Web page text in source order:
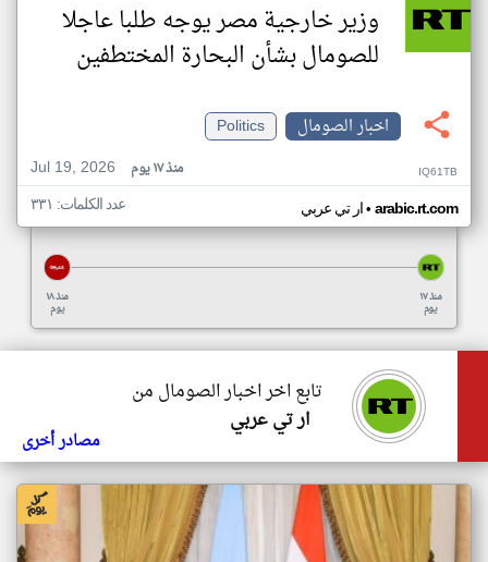
وزير خارجية مصر يوجه طلبا عاجلا
للصومال بشأن البحارة المختطفين
اخبار الصومال
Politics
Jul 19, 2026
منذ ١٧ يوم IQ61TB
ار تي عربي• arabic.rt.com عدد الكلمات: ٣٣١
منذ ١٨
يوم
منذ ١٧
يوم
تابع اخر اخبار الصومال من
ار تي عربي
مصادر أخرى